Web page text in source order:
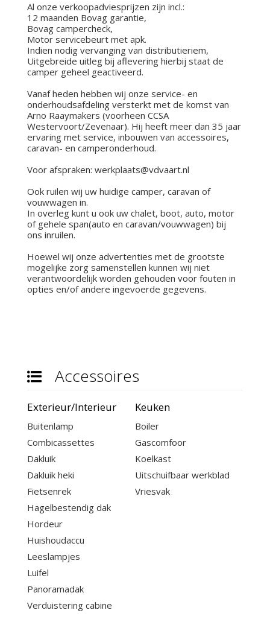
Al onze verkoopadviesprijzen zijn incl.:
12 maanden Bovag garantie,
Bovag campercheck,
Motor servicebeurt met apk.
Indien nodig vervanging van distributieriem,
Uitgebreide uitleg bij aflevering hierbij staat de
camper geheel geactiveerd.
Vanaf heden hebben wij onze service- en
onderhoudsafdeling versterkt met de komst van
Arno Raaymakers (voorheen CCSA
Westervoort/Zevenaar). Hij heeft meer dan 35 jaar
ervaring met service, inbouwen van accessoires,
caravan- en camperonderhoud.
Voor afspraken: werkplaats@vdvaart.nl
Ook ruilen wij uw huidige camper, caravan of
vouwwagen in.
In overleg kunt u ook uw chalet, boot, auto, motor
of gehele span(auto en caravan/vouwwagen) bij
ons inruilen.
Hoewel wij onze advertenties met de grootste
mogelijke zorg samenstellen kunnen wij niet
verantwoordelijk worden gehouden voor fouten in
opties en/of andere ingevoerde gegevens.
Accessoires
Exterieur/Interieur
Buitenlamp
Combicassettes
Dakluik
Dakluik heki
Fietsenrek
Hagelbestendig dak
Hordeur
Huishoudaccu
Leeslampjes
Luifel
Panoramadak
Verduistering cabine
Keuken
Boiler
Gascomfoor
Koelkast
Uitschuifbaar werkblad
Vriesvak